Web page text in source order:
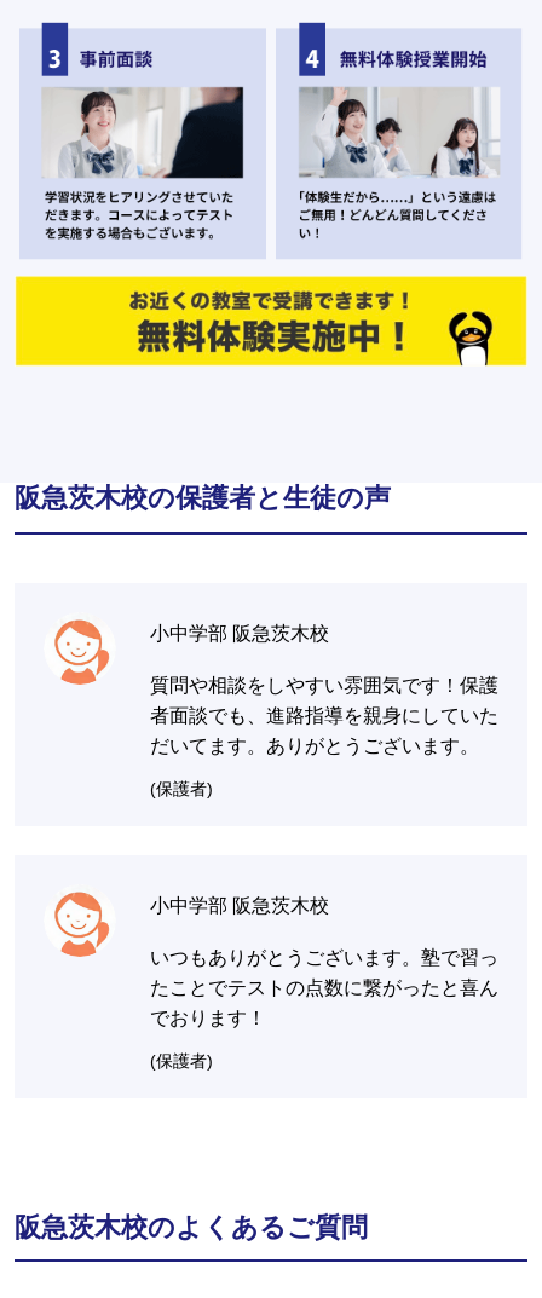
阪急茨木校の保護者と生徒の声
小中学部 阪急茨木校
質問や相談をしやすい雰囲気です！保護
者面談でも、進路指導を親身にしていた
だいてます。ありがとうございます。
(保護者)
小中学部 阪急茨木校
いつもありがとうございます。塾で習っ
たことでテストの点数に繋がったと喜ん
でおります！
(保護者)
阪急茨木校のよくあるご質問